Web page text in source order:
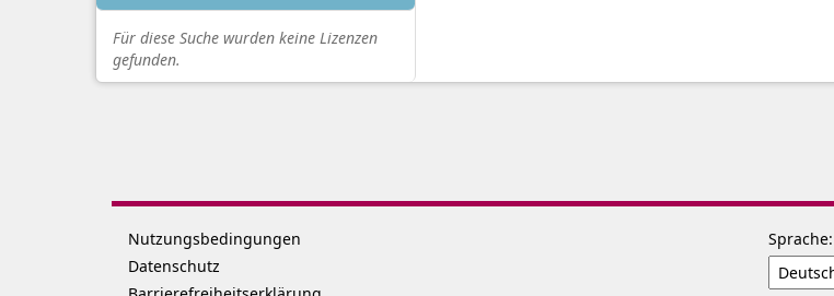
Für diese Suche wurden keine Lizenzen
gefunden.
Nutzungsbedingungen
Datenschutz
Sprache